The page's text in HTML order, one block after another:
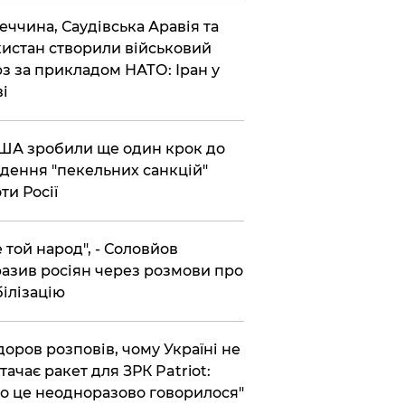
Саудівська Аравія та
створили військовий
за прикладом НАТО: Іран у
зробили ще один крок до
"пекельних санкцій"
Росії
той народ", - Соловйов
росіян через розмови про
розповів, чому Україні не
ракет для ЗРК Patriot:
це неодноразово говорилося"